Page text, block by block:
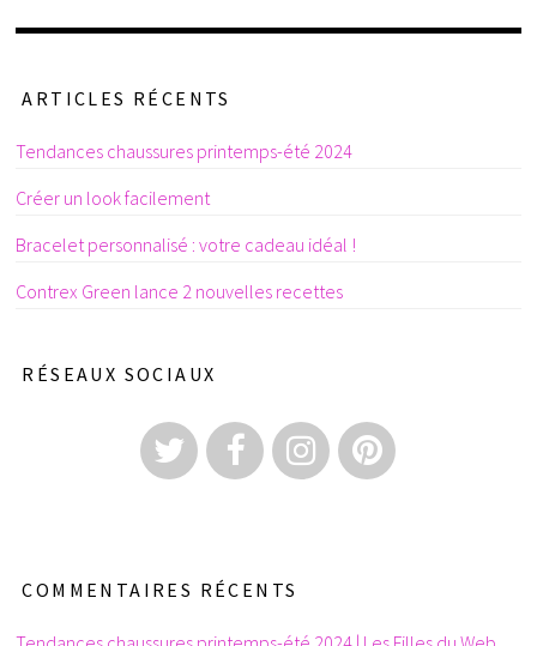
ARTICLES RÉCENTS
Tendances chaussures printemps-été 2024
Créer un look facilement
Bracelet personnalisé : votre cadeau idéal !
Contrex Green lance 2 nouvelles recettes
RÉSEAUX SOCIAUX
COMMENTAIRES RÉCENTS